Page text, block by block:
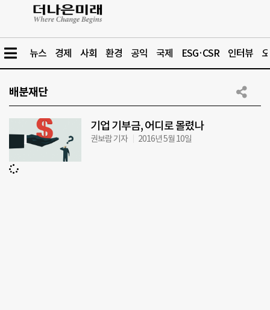
뉴스 경제 사회 환경 공익 국제 ESG·CSR 인터뷰
배분재단
기업 기부금, 어디로 몰렸나
권보람 기자 2016년 5월 10일